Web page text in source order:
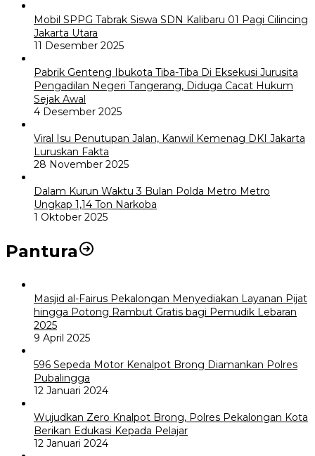
Mobil SPPG Tabrak Siswa SDN Kalibaru 01 Pagi Cilincing
Jakarta Utara
11 Desember 2025
Pabrik Genteng Ibukota Tiba-Tiba Di Eksekusi Jurusita
Pengadilan Negeri Tangerang, Diduga Cacat Hukum
Sejak Awal
4 Desember 2025
Viral Isu Penutupan Jalan, Kanwil Kemenag DKI Jakarta
Luruskan Fakta
28 November 2025
Dalam Kurun Waktu 3 Bulan Polda Metro Metro
Ungkap 1,14 Ton Narkoba
1 Oktober 2025
Pantura
Masjid al-Fairus Pekalongan Menyediakan Layanan Pijat
hingga Potong Rambut Gratis bagi Pemudik Lebaran
2025
9 April 2025
596 Sepeda Motor Kenalpot Brong Diamankan Polres
Pubalingga
12 Januari 2024
Wujudkan Zero Knalpot Brong, Polres Pekalongan Kota
Berikan Edukasi Kepada Pelajar
12 Januari 2024